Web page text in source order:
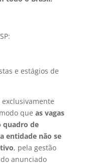
e estágios de
exclusivamente
que as vagas
quadro de
entidade não se
, pela gestão
anunciado